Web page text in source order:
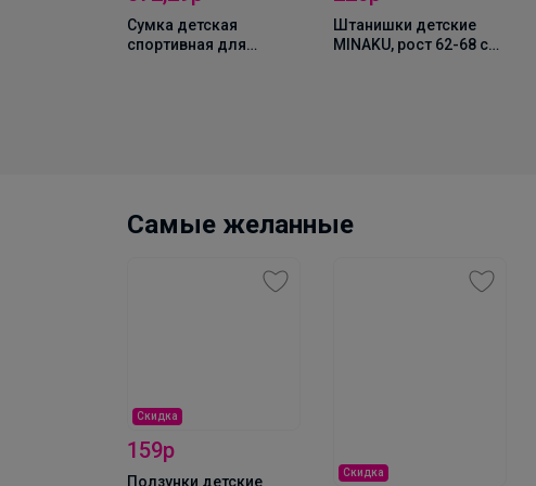
Сумка детская
спортивная для
Штанишки детские
MINAKU, рост 62-68 см,
Самые желанные
Скидка
159р
Ползунки детские Скидка